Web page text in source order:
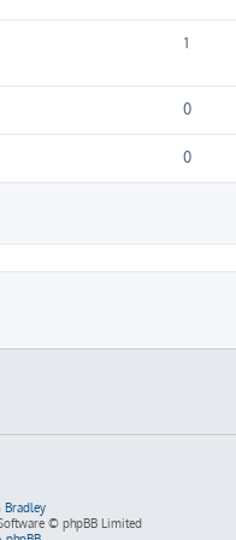
1
0
0
Bradley
© phpBB Limited